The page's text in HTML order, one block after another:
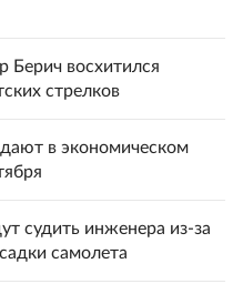
Берич восхитился
стрелков
в экономическом
судить инженера из-за
самолета